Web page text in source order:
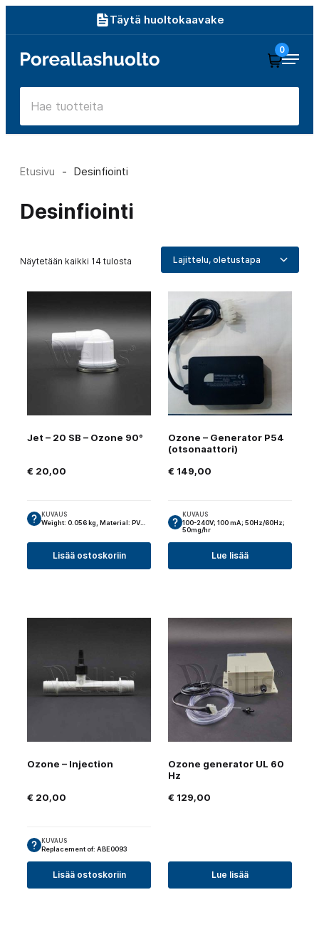
sisältöön
Täytä huoltokaavake
Poreallashuolto
0
Etusivu - Desinfiointi
Desinfiointi
Näytetään kaikki 14 tulosta
Jet – 20 SB – Ozone 90°
€ 20,00
KUVAUS
Weight: 0.056 kg, Material: PV…
Lisää ostoskoriin
Ozone – Generator P54
(otsonaattori)
€ 149,00
KUVAUS
100-240V; 100 mA; 50Hz/60Hz;
50mg/hr
Lue lisää
Ozone – Injection
€ 20,00
KUVAUS
Replacement of: ABE0093
Lisää ostoskoriin
Ozone generator UL 60
Hz
€ 129,00
Lue lisää